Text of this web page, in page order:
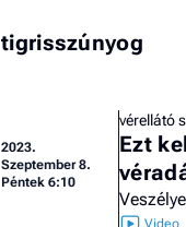
tigrisszúnyog
2023.
Szeptember 8.
Péntek 6:10
vérellátó
Ezt